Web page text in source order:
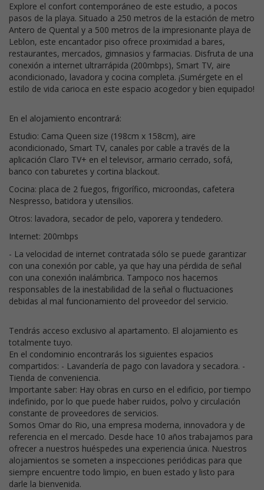
Explore el confort contemporáneo de este estudio, a pocos
pasos de la playa. Situado a 250 metros de la estación de metro
Antero de Quental y a 500 metros de la impresionante playa de
Leblon, este encantador piso ofrece proximidad a bares,
restaurantes, mercados, gimnasios y farmacias. Disfruta de una
conexión a internet ultrarrápida (200mbps), Smart TV, aire
acondicionado, lavadora y cocina completa. ¡Sumérgete en el
estilo de vida carioca en este espacio acogedor y bien equipado!
En el alojamiento encontrará:
Estudio: Cama Queen size (198cm x 158cm), aire
acondicionado, Smart TV, canales por cable a través de la
aplicación Claro TV+ en el televisor, armario cerrado, sofá,
banco con taburetes y cortina blackout.
Cocina: placa de 2 fuegos, frigorífico, microondas, cafetera
Nespresso, batidora y utensilios.
Otros: lavadora, secador de pelo, vaporera y tendedero.
Internet: 200mbps
- La velocidad de internet contratada sólo se puede garantizar
con una conexión por cable, ya que hay una pérdida de señal
con una conexión inalámbrica. Tampoco nos hacemos
responsables de la inestabilidad de la señal o fluctuaciones
debidas al mal funcionamiento del proveedor del servicio.
Tendrás acceso exclusivo al apartamento. El alojamiento es
totalmente tuyo.
En el condominio encontrarás los siguientes espacios
compartidos: - Lavandería de pago con lavadora y secadora. -
Tienda de conveniencia.
Importante saber: Hay obras en curso en el edificio, por tiempo
indefinido, por lo que puede haber ruidos, polvo y circulación
constante de proveedores de servicios.
Somos Omar do Rio, una empresa moderna, innovadora y de
referencia en el mercado. Desde hace 10 años trabajamos para
ofrecer a nuestros huéspedes una experiencia única. Nuestros
alojamientos se someten a inspecciones periódicas para que
siempre encuentre todo limpio, en buen estado y listo para
darle la bienvenida.